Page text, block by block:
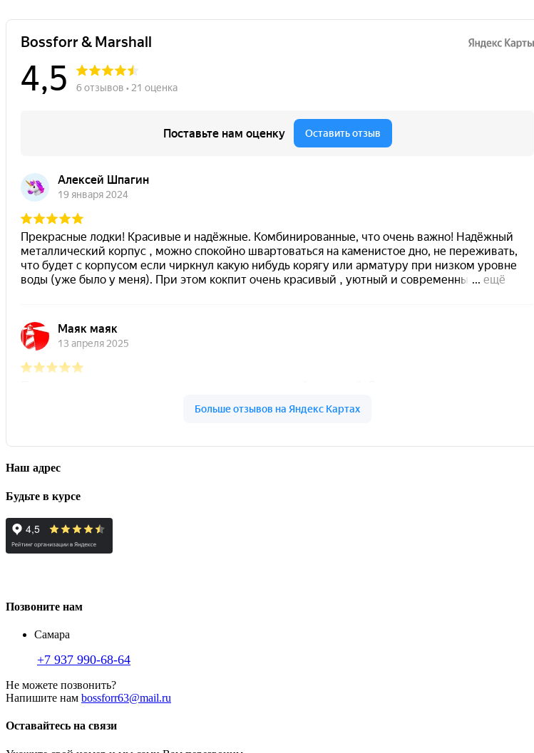
Наш адрес
Будьте в курсе
Позвоните нам
Самара
+7 937 990-68-64
Не можете позвонить?
Напишите нам bossforr63@mail.ru
Оставайтесь на связи